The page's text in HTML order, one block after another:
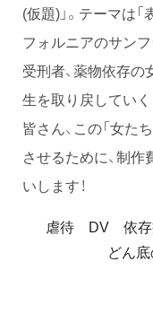
(仮題)」。テーマは「
フォルニアのサン
受刑者、薬物依存の
生を取り戻してい
皆さん、この「女た
させるために、制
いします！
虐待 DV 依存
どん